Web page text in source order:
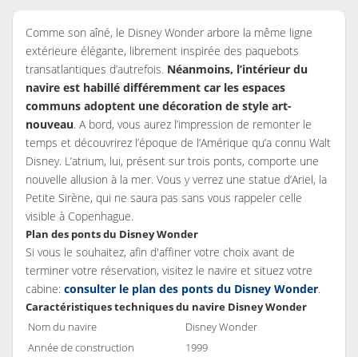
Comme son aîné, le Disney Wonder arbore la même ligne
extérieure élégante, librement inspirée des paquebots
transatlantiques d’autrefois. Néanmoins, l’intérieur du
navire est habillé différemment car les espaces
communs adoptent une décoration de style art-
nouveau. A bord, vous aurez l’impression de remonter le
temps et découvrirez l’époque de l’Amérique qu’a connu Walt
Disney. L’atrium, lui, présent sur trois ponts, comporte une
nouvelle allusion à la mer. Vous y verrez une statue d’Ariel, la
Petite Sirène, qui ne saura pas sans vous rappeler celle
visible à Copenhague.
Plan des ponts du Disney Wonder
Si vous le souhaitez, afin d'affiner votre choix avant de
terminer votre réservation, visitez le navire et situez votre
cabine: consulter le plan des ponts du Disney Wonder.
Caractéristiques techniques du navire Disney Wonder
Nom du navire
Disney Wonder
Année de construction
1999